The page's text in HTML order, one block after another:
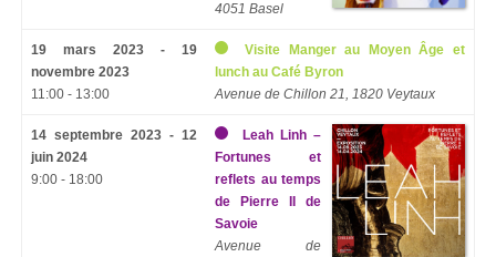
4051 Basel
19 mars 2023 - 19
novembre 2023
11:00 - 13:00
Visite Manger au Moyen Âge et
lunch au Café Byron
Avenue de Chillon 21, 1820 Veytaux
14 septembre 2023 - 12
juin 2024
9:00 - 18:00
Leah Linh –
Fortunes et
reflets au temps
de Pierre II de
Savoie
Avenue de